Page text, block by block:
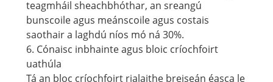
teagmháil sheachbhóthar, an sreangú
bunscoile agus meánscoile agus costais
saothair a laghdú níos mó ná 30%.
6. Cónaisc inbhainte agus bloic críochfoirt
uathúla
Tá an bloc críochfoirt rialaithe breiseán éasca le